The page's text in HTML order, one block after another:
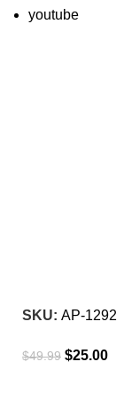
SKU: AP-1292
$49.99 $25.00
youtube